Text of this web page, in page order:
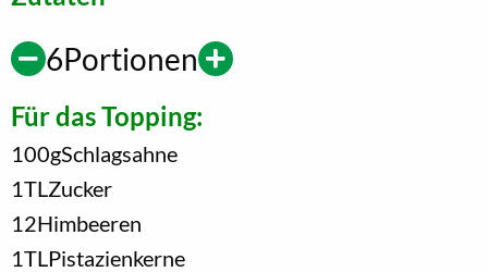
6Portionen
Für das Topping:
100gSchlagsahne
1TL Zucker
12Himbeeren
1TL Pistazienkerne